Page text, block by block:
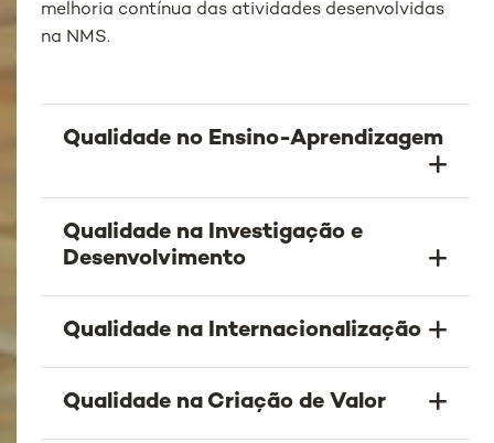
melhoria contínua das atividades desenvolvidas
na NMS.
Qualidade no Ensino-Aprendizagem
Qualidade na Investigação e
Desenvolvimento
Qualidade na Internacionalização
Qualidade na Criação de Valor